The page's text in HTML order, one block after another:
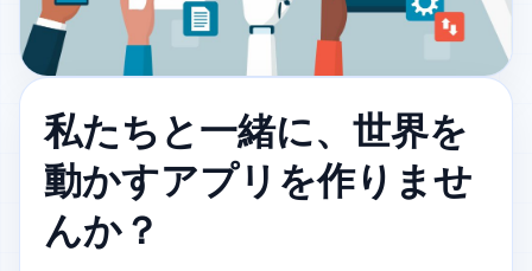
私たちと一緒に、 世界を
動かすアプリを作りませ
んか？